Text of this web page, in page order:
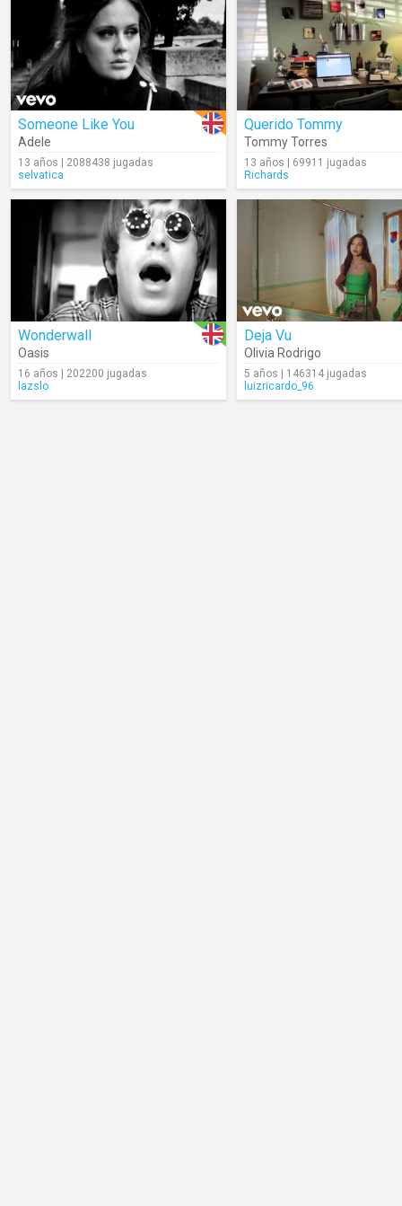
Someone Like You
Adele
13 años | 2088438 jugadas
selvatica
Querido Tommy
Tommy Torres
13 años | 69911 jugadas
Richards
Wonderwall
Oasis
16 años | 202200 jugadas
lazslo
Deja Vu
Olivia Rodrigo
5 años | 146314 jugadas
luizricardo_96